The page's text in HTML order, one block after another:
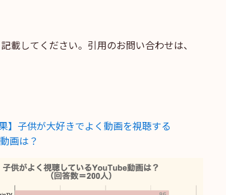
載してください。引用のお問い合わせは、
】子供が大好きでよく動画を視聴する
画は？